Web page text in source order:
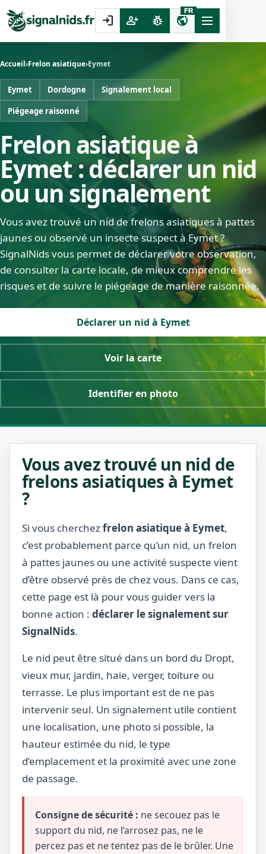
login person_add pest_control public
FR
Accueil›Frelon asiatique›Eymet
Eymet Dordogne
Signalement local
Piégeage raisonné
Frelon asiatique à
Eymet : déclarer un nid
ou un signalement
Vous avez trouvé un nid de frelons asiatiques à pattes
jaunes ou observé un insecte suspect à Eymet ?
SignalNids vous permet de déclarer votre observation,
de consulter la carte locale, de mieux comprendre les
risques et de suivre le piégeage de manière raisonnée.
Déclarer un nid à Eymet
Voir la carte
Identifier en photo
Vous avez trouvé un nid de
frelons asiatiques à Eymet
?
Si vous cherchezfrelon asiatique à Eymet,
c’est probablement parce qu’un nid, un frelon
à pattes jaunes ou une activité suspecte vient
d’être observé près de chez vous. Dans ce cas,
cette page est là pour vous guider vers la
bonne action : déclarer le signalement sur
SignalNids.
Le nid peut être situé dans un bord du Dropt,
vieux mur, jardin, haie, verger, toiture ou
terrasse. Le plus important est de ne pas
intervenir seul. Un signalement utile contient
une localisation, une photo si possible, la
hauteur estimée du nid, le type
d’emplacement et la proximité avec une zone
de passage.
Consigne de sécurité : ne secouez pas le
support du nid, ne l’arrosez pas, ne le
percez pas et ne tentez pas de le brûler. Une